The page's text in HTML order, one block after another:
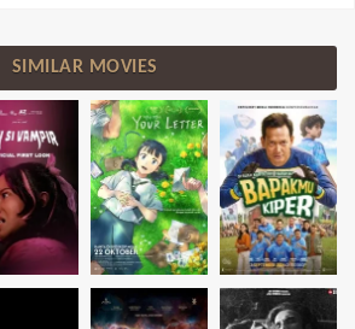
SIMILAR MOVIES